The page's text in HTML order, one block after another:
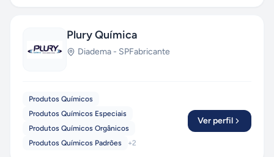
Plury Química
Diadema - SPFabricante
Produtos Químicos
Produtos Químicos Especiais
Produtos Químicos Orgânicos
Produtos Químicos Padrões
+2
Ver perfil